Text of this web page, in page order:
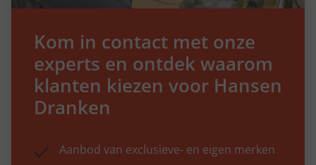
Kom in contact met onze
experts en ontdek waarom
klanten kiezen voor Hansen
Dranken
Aanbod van exclusieve- en eigen merken